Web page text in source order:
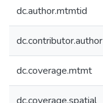
dc.author.mtmtid
dc.contributor.author
dc.coverage.mtmt